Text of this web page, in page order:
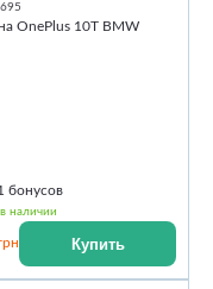
OnePlus 10T BMW
бонусов
в наличии
Купить